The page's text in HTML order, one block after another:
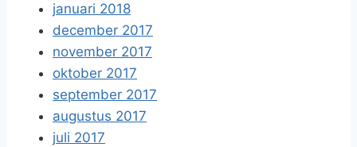
januari 2018
december 2017
november 2017
oktober 2017
september 2017
augustus 2017
juli 2017